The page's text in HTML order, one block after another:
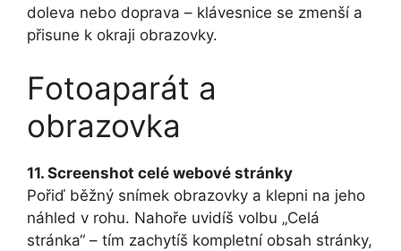
doleva nebo doprava – klávesnice se zmenší a
přisune k okraji obrazovky.
Fotoaparát a
obrazovka
11. Screenshot celé webové stránky
Pořiď běžný snímek obrazovky a klepni na jeho
náhled v rohu. Nahoře uvidíš volbu „Celá
stránka“ – tím zachytíš kompletní obsah stránky,